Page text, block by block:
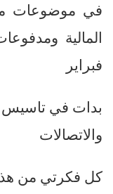
في موضوعات
المالية
فبراير
بدات في تاسيس
والاتصالات
كل فكرتي من